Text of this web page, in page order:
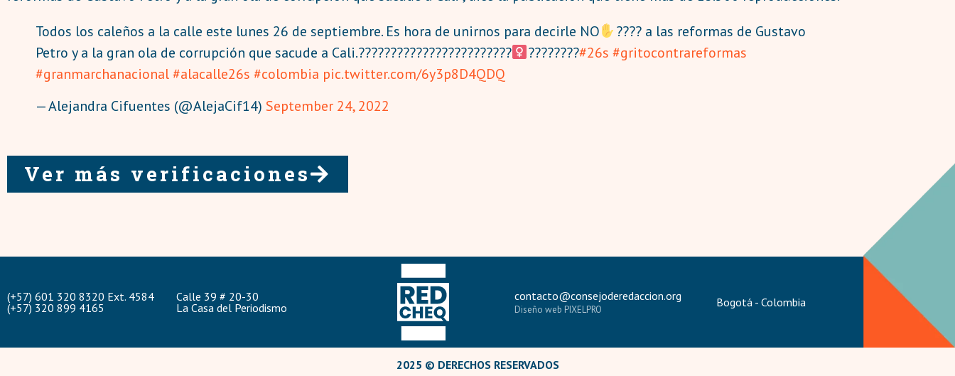
Todos los caleños a la calle este lunes 26 de septiembre. Es hora de unirnos para decirle NO
???? a las reformas de Gustavo
Petro y a la gran ola de corrupción que sacude a Cali.????????????????????????‍
????????#26s #gritocontrareformas
#granmarchanacional#alacalle26s #colombia pic.twitter.com/6y3p8D4QDQ
— Alejandra Cifuentes (@AlejaCif14) September 24, 2022
Ver más verificaciones
(+57) 601 320 8320 Ext. 4584
(+57) 320 899 4165
Calle 39 # 20-30
La Casa del Periodismo
contacto@consejoderedaccion.org
Diseño web PIXELPRO
Bogotá - Colombia
2025 © DERECHOS RESERVADOS